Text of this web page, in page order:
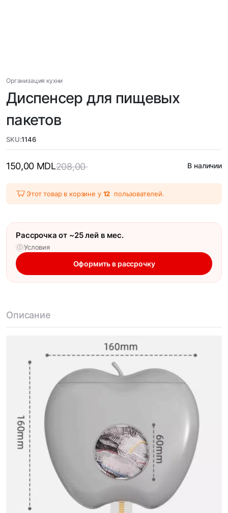
Организация кухни
Диспенсер для пищевых
пакетов
SKU:1146
208,00
150,00 MDL В наличии
Этот товар в корзине у 12 пользователей.
Рассрочка от ~25 лей в мес.
ⓘ Условия
Оформить в рассрочку
Описание